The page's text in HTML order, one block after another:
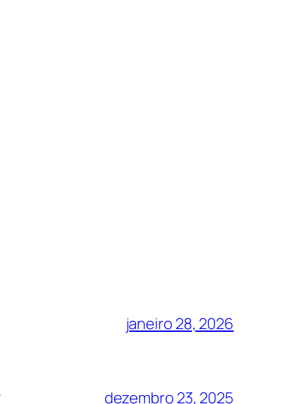
janeiro 28, 2026
dezembro 23, 2025